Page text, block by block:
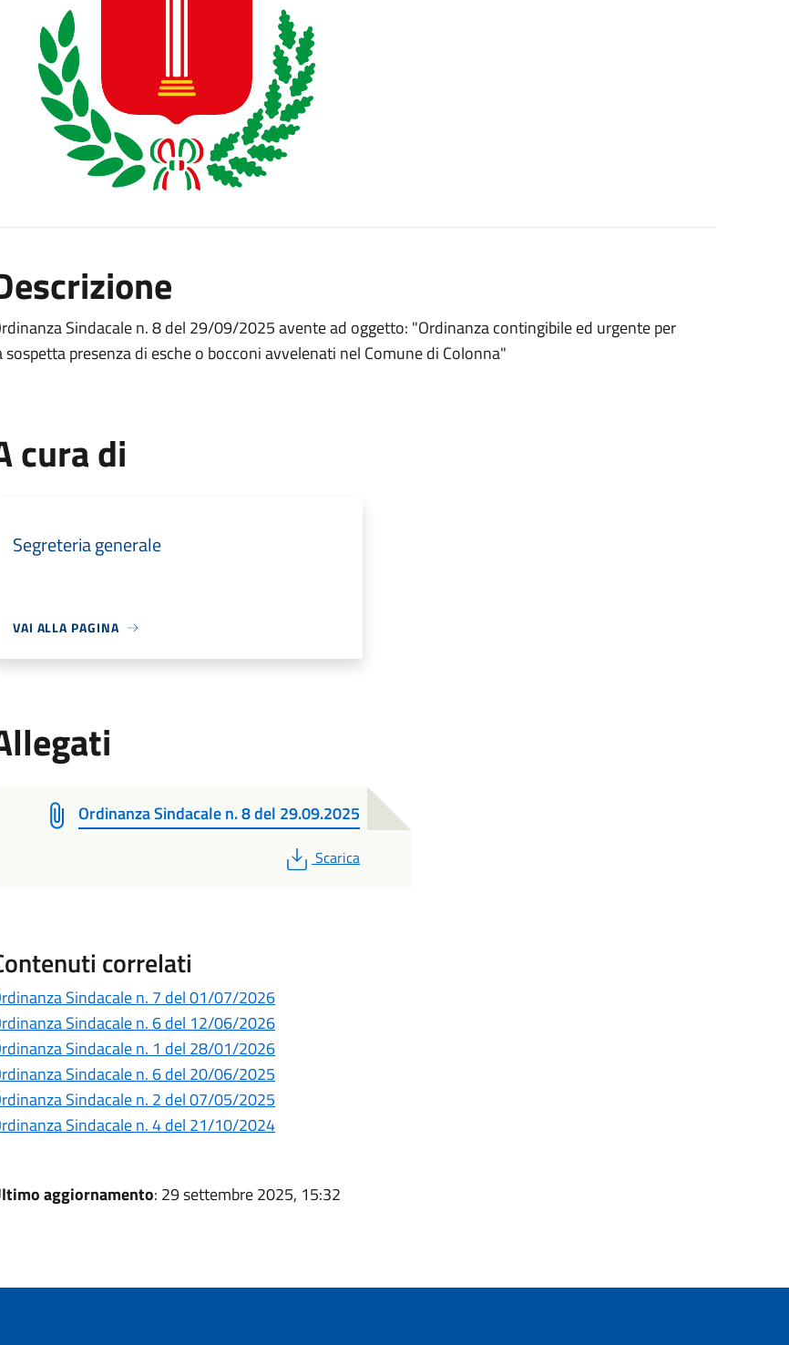
Sindacale n. 8 del 29/09/2025 avente ad oggetto: "Ordinanza contingibile ed urgente per
sospetta presenza di esche o bocconi avvelenati nel Comune di Colonna"
cura di
Segreteria generale
VAI ALLA PAGINA
Ordinanza Sindacale n. 8 del 29.09.2025
PDF
Scarica
correlati
Sindacale n. 7 del 01/07/2026
Sindacale n. 6 del 12/06/2026
Sindacale n. 1 del 28/01/2026
Sindacale n. 6 del 20/06/2025
Sindacale n. 2 del 07/05/2025
Sindacale n. 4 del 21/10/2024
aggiornamento: 29 settembre 2025, 15:32